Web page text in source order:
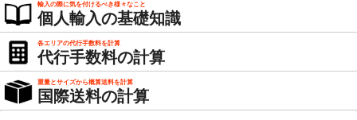
輸入の際に気を付けるべき様々なこと
個人輸入の基礎知識
各エリアの代行手数料を計算
代行手数料の計算
重量とサイズから概算送料を計算
国際送料の計算